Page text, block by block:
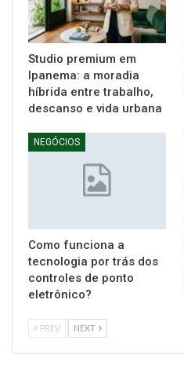
Studio premium em
Ipanema: a moradia
híbrida entre trabalho,
descanso e vida urbana
NEGÓCIOS
Como funciona a
tecnologia por trás dos
controles de ponto
eletrônico?
PREV NEXT